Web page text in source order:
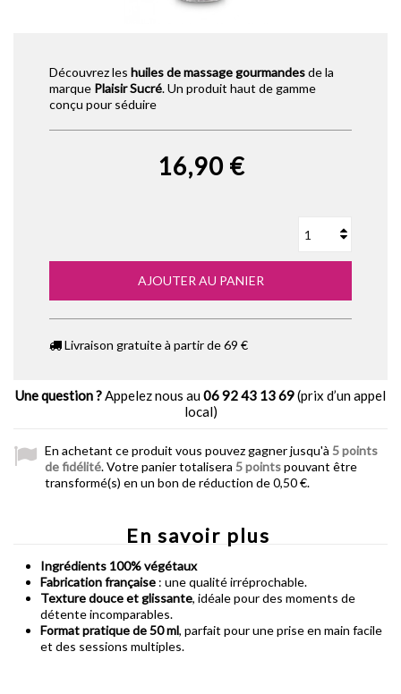
Découvrez les huiles de massage gourmandesde la
marque Plaisir Sucré. Un produit haut de gamme
conçu pour séduire
16,90 €
AJOUTER AU PANIER
Livraison gratuite à partir de 69 €
Une question ?Appelez nous au06 92 43 13 69(prix d’un appel
local)
En achetant ce produit vous pouvez gagner jusqu'à 5points
de fidélité. Votre panier totalisera 5pointspouvant être
transformé(s) en un bon de réduction de0,50 €.
En savoir plus
Ingrédients 100% végétaux
Fabrication française : une qualité irréprochable.
Texture douce et glissante, idéale pour des moments de
détente incomparables.
Format pratique de 50 ml, parfait pour une prise en main facile
et des sessions multiples.